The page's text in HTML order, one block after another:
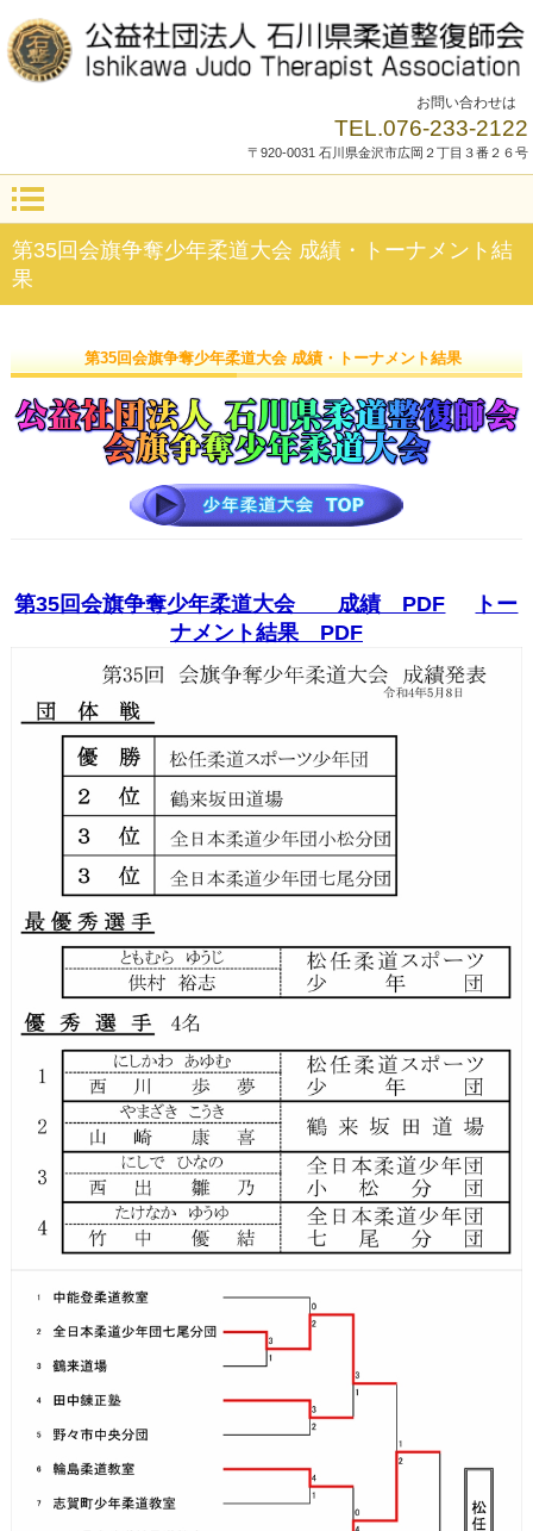
お問い合わせは
TEL.076-233-2122
〒920-0031 石川県金沢市広岡２丁目３番２６号
第35回会旗争奪少年柔道大会 成績・トーナメント結
果
第35回会旗争奪少年柔道大会 成績・トーナメント結果
第35回会旗争奪少年柔道大会 成績 PDF
トー
ナメント結果 PDF